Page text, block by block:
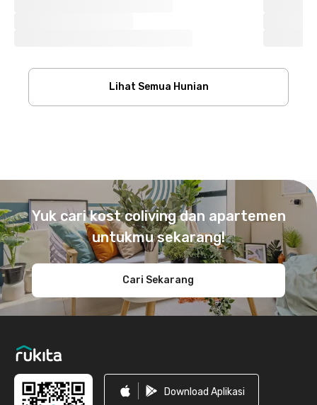
Lihat Semua Hunian
Yuk cari kost coliving dan apartemen
untukmu sekarang!
Cari Sekarang
Download Aplikasi